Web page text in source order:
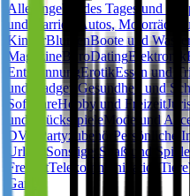
Alle Angebot des Tages und
und Karriere
Autos, Motorräder
KinderBlumenBoote und
MagazineBüroDatingElektronik
EntspannungErotikEssen und
und Gadgets Gesundheit und
SoftwareHobby und Freizeit
und GlücksspieleMode und
DVD
Partyzubehör Persönliche
Urlaub Sonstiges Spaß und Spiele
FreizeitTelekommunikation Tiere
Garten